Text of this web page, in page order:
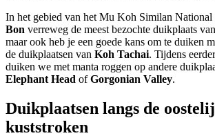
In het gebied van het Mu Koh Similan National
Bon verreweg de meest bezochte duikplaats
maar ook heb je een goede kans om te duiken
de duikplaatsen van Koh Tachai. Tijdens
duiken we met manta roggen op andere
Elephant Head ofGorgonian Valley.
Duikplaatsen langs de
kuststroken